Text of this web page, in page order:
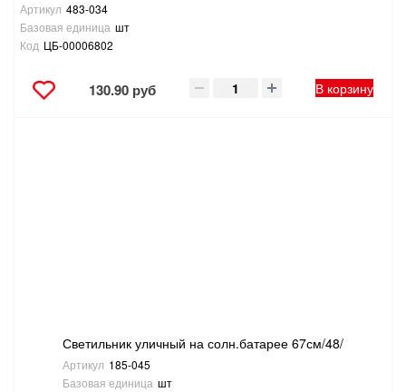
Артикул 483-034
Базовая единица шт
Код ЦБ-00006802
130.90 руб В корзину
Светильник уличный на солн.батарее 67см/48/
Артикул 185-045
Базовая единица шт